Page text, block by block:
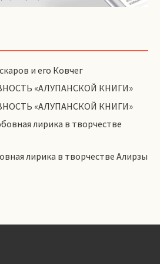
и его Ковчег
«АЛУПАНСКОЙ КНИГИ»
«АЛУПАНСКОЙ КНИГИ»
лирика в творчестве
лирика в творчестве Алирзы